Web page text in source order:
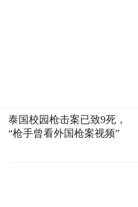
泰国校园枪击案已致9死，
“枪手曾看外国枪案视频”